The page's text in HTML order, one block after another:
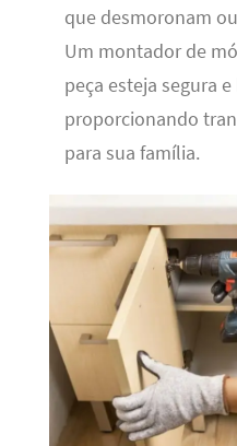
que desmoronam
Um montador de
peça esteja segura
proporcionando
para sua família.